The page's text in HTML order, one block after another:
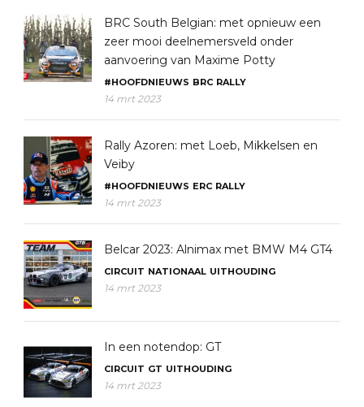
BRC South Belgian: met opnieuw een
zeer mooi deelnemersveld onder
aanvoering van Maxime Potty
#HOOFDNIEUWS BRC RALLY
14 mrt 2023
Rally Azoren: met Loeb, Mikkelsen en
Veiby
#HOOFDNIEUWS ERC RALLY
14 mrt 2023
Belcar 2023: Alnimax met BMW M4 GT4
CIRCUIT NATIONAAL UITHOUDING
14 mrt 2023
In een notendop: GT
CIRCUIT GT UITHOUDING
14 mrt 2023